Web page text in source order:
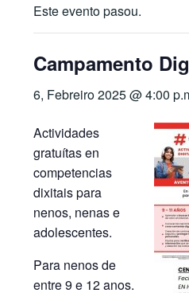
Este evento pasou.
Campamento
6, Febreiro 2025 @ 4:00
Actividades
gratuítas en
competencias
dixitais para
nenos, nenas e
adolescentes.
Para nenos de
entre 9 e 12 anos.